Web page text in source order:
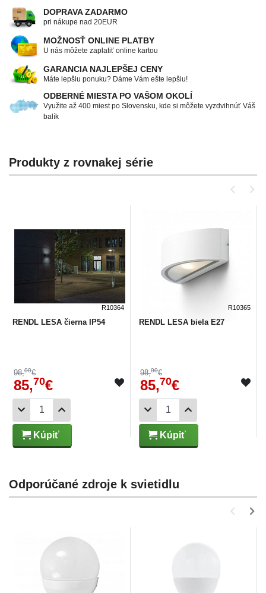
DOPRAVA ZADARMO
pri nákupe nad 20EUR
MOŽNOSŤ ONLINE PLATBY
U nás môžete zaplatiť online kartou
GARANCIA NAJLEPŠEJ CENY
Máte lepšiu ponuku? Dáme Vám ešte lepšiu!
ODBERNÉ MIESTA PO VAŠOM OKOLÍ
Využite až 400 miest po Slovensku, kde si môžete vyzdvihnúť Váš
balík
Produkty z rovnakej série
R10364
RENDL LESA čierna IP54
98,00€
85,70€
Kúpiť
R10365
RENDL LESA biela E27
98,00€
85,70€
Kúpiť
Odporúčané zdroje k svietidlu